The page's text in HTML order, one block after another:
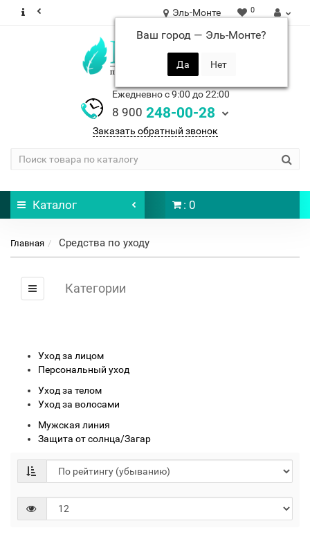
Эль-Монте
Ваш город — Эль-Монте?
0
Ежедневно с 9:00 до 22:00
8 900 248-00-28
Заказать обратный звонок
Каталог : 0
Главная Средства по уходу
Категории
Уход за лицом
Персональный уход
Уход за телом
Уход за волосами
Мужская линия
Защита от солнца/Загар